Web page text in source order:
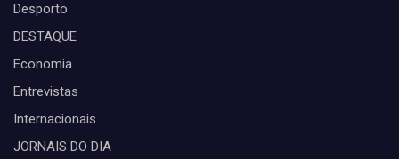
Desporto
DESTAQUE
Economia
Entrevistas
Internacionais
JORNAIS DO DIA